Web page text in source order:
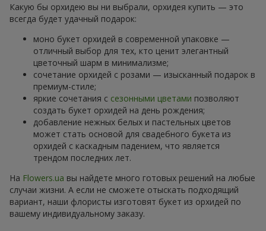
Какую бы орхидею вы ни выбрали, орхидея купить — это
всегда будет удачный подарок:
моно букет орхидей в современной упаковке —
отличный выбор для тех, кто ценит элегантный
цветочный шарм в минимализме;
сочетание орхидей с розами — изысканный подарок в
премиум-стиле;
яркие сочетания с сезонными цветами позволяют
создать букет орхидей на день рождения;
добавление нежных белых и пастельных цветов
может стать основой для свадебного букета из
орхидей с каскадным падением, что является
трендом последних лет.
На Flowers.ua вы найдете много готовых решений на любые
случаи жизни. А если не сможете отыскать подходящий
вариант, наши флористы изготовят букет из орхидей по
вашему индивидуальному заказу.